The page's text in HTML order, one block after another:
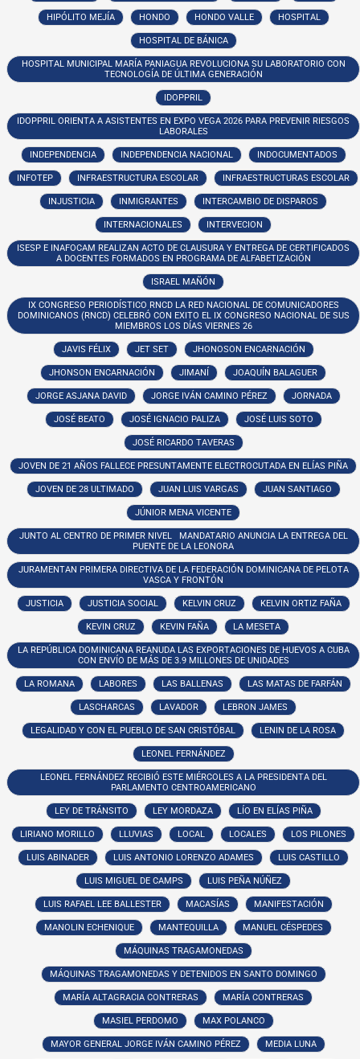
HIPÓLITO MEJÍA HONDO HONDO VALLE HOSPITAL
HOSPITAL DE BÁNICA
HOSPITAL MUNICIPAL MARÍA PANIAGUA REVOLUCIONA SU LABORATORIO CON
TECNOLOGÍA DE ÚLTIMA GENERACIÓN
IDOPPRIL
IDOPPRIL ORIENTA A ASISTENTES EN EXPO VEGA 2026 PARA PREVENIR RIESGOS
LABORALES
INDEPENDENCIA INDEPENDENCIA NACIONAL INDOCUMENTADOS
INFOTEP INFRAESTRUCTURA ESCOLAR INFRAESTRUCTURAS ESCOLAR
INJUSTICIA INMIGRANTES INTERCAMBIO DE DISPAROS
INTERNACIONALES INTERVECION
ISESP E INAFOCAM REALIZAN ACTO DE CLAUSURA Y ENTREGA DE CERTIFICADOS
A DOCENTES FORMADOS EN PROGRAMA DE ALFABETIZACIÓN
ISRAEL MAÑÓN
IX CONGRESO PERIODÍSTICO RNCD LA RED NACIONAL DE COMUNICADORES
DOMINICANOS (RNCD) CELEBRÓ CON EXITO EL IX CONGRESO NACIONAL DE SUS
MIEMBROS LOS DÍAS VIERNES 26
JAVIS FÉLIX JET SET JHONOSON ENCARNACIÓN
JHONSON ENCARNACIÓN JIMANÍ JOAQUÍN BALAGUER
JORGE ASJANA DAVID JORGE IVÁN CAMINO PÉREZ JORNADA
JOSÉ BEATO JOSÉ IGNACIO PALIZA JOSÉ LUIS SOTO
JOSÉ RICARDO TAVERAS
JOVEN DE 21 AÑOS FALLECE PRESUNTAMENTE ELECTROCUTADA EN ELÍAS PIÑA
JOVEN DE 28 ULTIMADO JUAN LUIS VARGAS JUAN SANTIAGO
JÚNIOR MENA VICENTE
JUNTO AL CENTRO DE PRIMER NIVEL MANDATARIO ANUNCIA LA ENTREGA DEL
PUENTE DE LA LEONORA
JURAMENTAN PRIMERA DIRECTIVA DE LA FEDERACIÓN DOMINICANA DE PELOTA
VASCA Y FRONTÓN
JUSTICIA JUSTICIA SOCIAL KELVIN CRUZ KELVIN ORTIZ FAÑA
KEVIN CRUZ KEVIN FAÑA LA MESETA
LA REPÚBLICA DOMINICANA REANUDA LAS EXPORTACIONES DE HUEVOS A CUBA
CON ENVÍO DE MÁS DE 3.9 MILLONES DE UNIDADES
LA ROMANA LABORES LAS BALLENAS LAS MATAS DE FARFÁN
LASCHARCAS LAVADOR LEBRON JAMES
LEGALIDAD Y CON EL PUEBLO DE SAN CRISTÓBAL LENIN DE LA ROSA
LEONEL FERNÁNDEZ
LEONEL FERNÁNDEZ RECIBIÓ ESTE MIÉRCOLES A LA PRESIDENTA DEL
PARLAMENTO CENTROAMERICANO
LEY DE TRÁNSITO LEY MORDAZA LÍO EN ELÍAS PIÑA
LIRIANO MORILLO LLUVIAS LOCAL LOCALES LOS PILONES
LUIS ABINADER LUIS ANTONIO LORENZO ADAMES LUIS CASTILLO
LUIS MIGUEL DE CAMPS LUIS PEÑA NÚÑEZ
LUIS RAFAEL LEE BALLESTER MACASÍAS MANIFESTACIÓN
MANOLIN ECHENIQUE MANTEQUILLA MANUEL CÉSPEDES
MÁQUINAS TRAGAMONEDAS
MÁQUINAS TRAGAMONEDAS Y DETENIDOS EN SANTO DOMINGO
MARÍA ALTAGRACIA CONTRERAS MARÍA CONTRERAS
MASIEL PERDOMO MAX POLANCO
MAYOR GENERAL JORGE IVÁN CAMINO PÉREZ MEDIA LUNA